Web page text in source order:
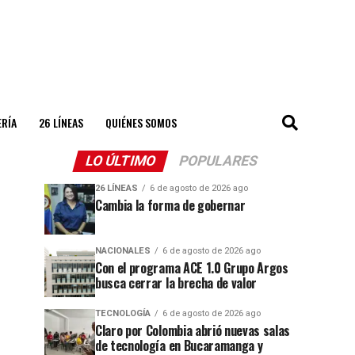
26 LÍNEAS QUIÉNES SOMOS
LO ÚLTIMO POPULARES
26 LÍNEAS 6 de agosto de 2026 ago
Cambia la forma de gobernar
NACIONALES 6 de agosto de 2026 ago
Con el programa ACE 1.0 Grupo Argos
busca cerrar la brecha de valor
TECNOLOGÍA 6 de agosto de 2026 ago
Claro por Colombia abrió nuevas salas
de tecnología en Bucaramanga y